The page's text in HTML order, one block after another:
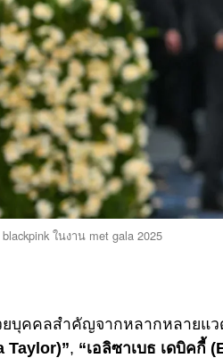
ในงาน met gala 2025
บุคคลสำคัญจากหลากหลายแว
Taylor)”, “เอลิซาเบธ เดบิคกี้